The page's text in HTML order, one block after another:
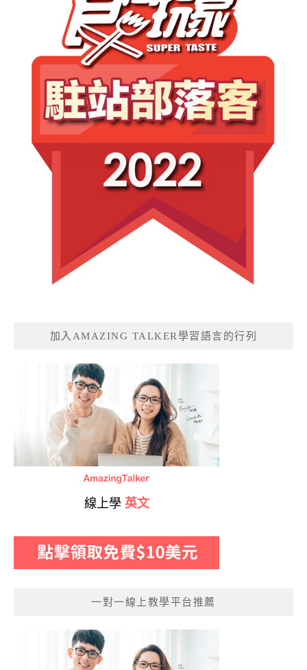
加入AMAZING TALKER學習語言的行列
線上學 英文
一對一線上教學平台推薦